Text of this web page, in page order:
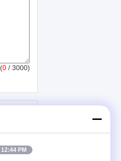
(0 / 3000)
12:44 PM